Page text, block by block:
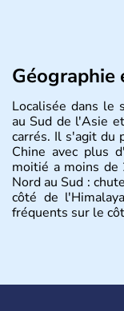
Géographie
Localisée dans le
au Sud de l'Asie
carrés. Il s'agit du
Chine avec plus
moitié a moins de
Nord au Sud :
côté de
fréquents sur le
Histoire et
de 4 religions :